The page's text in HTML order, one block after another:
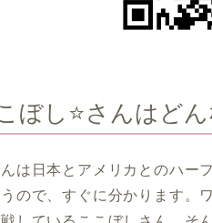
ぼし⭐️さんはど
は日本とアメリカとのハー
ので、すぐに分かります。